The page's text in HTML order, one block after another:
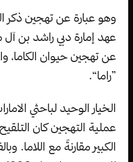
وهو عبارة عن تهجين ذكر
عهد إمارة دبي راشد بن
عن تهجين حيوان الكاما،
”راما“.
الخيار الوحيد لباحثي
عملية التهجين كان
الكبير مقارنةً مع اللاما.